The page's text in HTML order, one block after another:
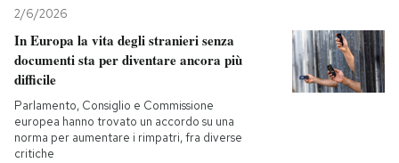
2/6/2026
In Europa la vita degli stranieri senza
documenti sta per diventare ancora più
difficile
Parlamento, Consiglio e Commissione
europea hanno trovato un accordo su una
norma per aumentare i rimpatri, fra diverse
critiche